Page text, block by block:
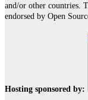
and/or other countries.
endorsed by Open
Hosting sponsored by: